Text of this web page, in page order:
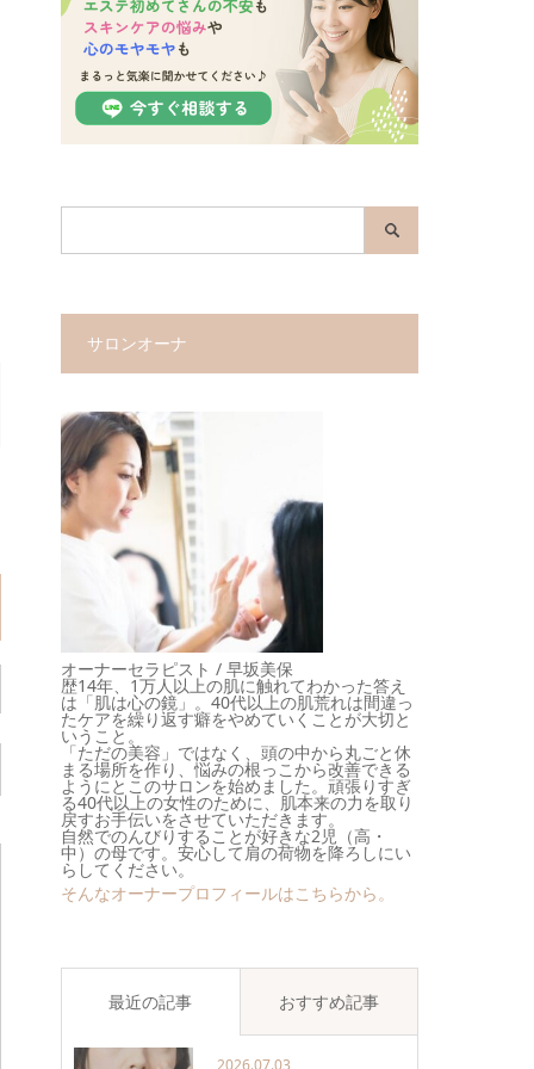
サロンオーナ
オーナーセラピスト / 早坂美保
歴14年、1万人以上の肌に触れてわかった答え
は「肌は心の鏡」。40代以上の肌荒れは間違っ
たケアを繰り返す癖をやめていくことが大切と
いうこと。
「ただの美容」ではなく、頭の中から丸ごと休
まる場所を作り、悩みの根っこから改善できる
ようにとこのサロンを始めました。頑張りすぎ
る40代以上の女性のために、肌本来の力を取り
戻すお手伝いをさせていただきます。
自然でのんびりすることが好きな2児（高・
中）の母です。安心して肩の荷物を降ろしにい
らしてください。
そんなオーナープロフィールはこちらから。
最近の記事 おすすめ記事
2026.07.03